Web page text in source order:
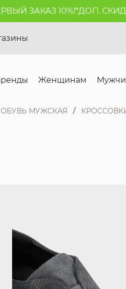
ЗАКАЗ 10%!*ДОП.
Женщинам
ОБУВЬ МУЖСКАЯ